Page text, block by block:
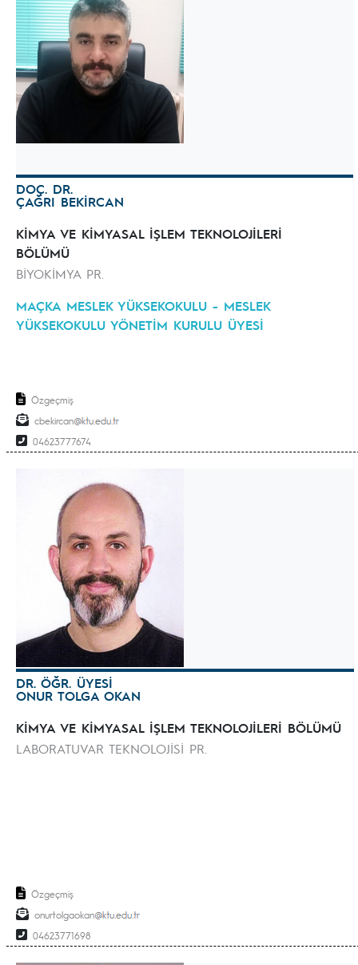
DOÇ. DR.
ÇAĞRI BEKİRCAN
KİMYA VE KİMYASAL İŞLEM TEKNOLOJİLERİ
BÖLÜMÜ
BİYOKİMYA PR.
MAÇKA MESLEK YÜKSEKOKULU - MESLEK
YÜKSEKOKULU YÖNETİM KURULU ÜYESİ
Özgeçmiş
cbekircan
04623777674
DR. ÖĞR. ÜYESİ
ONUR TOLGA OKAN
KİMYA VE KİMYASAL İŞLEM TEKNOLOJİLERİ BÖLÜMÜ
LABORATUVAR TEKNOLOJİSİ PR.
Özgeçmiş
onurtolgaokan
04623771698